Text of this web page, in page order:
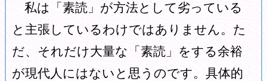
私は「素読」が方法として劣っている
と主張しているわけではありません。た
だ、それだけ大量な「素読」をする余裕
が現代人にはないと思うのです。具体的